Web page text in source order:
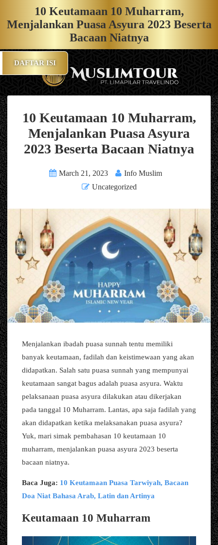
10 Keutamaan 10 Muharram,
Menjalankan Puasa Asyura 2023 Beserta
Bacaan Niatnya
10 Keutamaan 10 Muharram,
Menjalankan Puasa Asyura
2023 Beserta Bacaan Niatnya
March 21, 2023
Info Muslim
Uncategorized
Menjalankan ibadah puasa sunnah tentu memiliki
banyak keutamaan, fadilah dan keistimewaan yang akan
didapatkan. Salah satu puasa sunnah yang mempunyai
keutamaan sangat bagus adalah puasa asyura. Waktu
pelaksanaan puasa asyura dilakukan atau dikerjakan
pada tanggal 10 Muharram. Lantas, apa saja fadilah yang
akan didapatkan ketika melaksanakan puasa asyura?
Yuk, mari simak pembahasan 10 keutamaan 10
muharram, menjalankan puasa asyura 2023 beserta
bacaan niatnya.
Baca Juga: 10 Keutamaan Puasa Tarwiyah, Bacaan
Doa Niat Bahasa Arab, Latin dan Artinya
Keutamaan 10 Muharram
DAFTAR ISI